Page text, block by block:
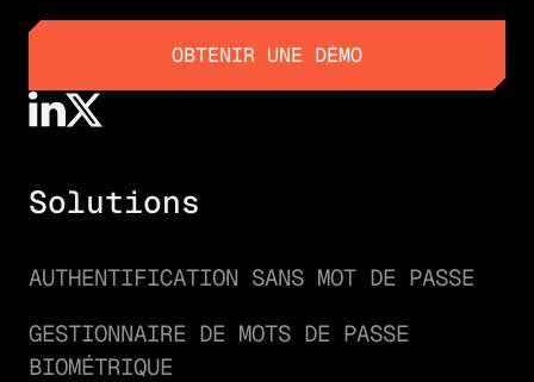
OBTENIR UNE DÉMO
Solutions
AUTHENTIFICATION SANS MOT DE PASSE
GESTIONNAIRE DE MOTS DE PASSE
BIOMÉTRIQUE